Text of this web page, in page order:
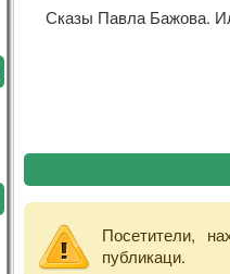
Сказы Павла Бажова.
Посетители,
публикаци.